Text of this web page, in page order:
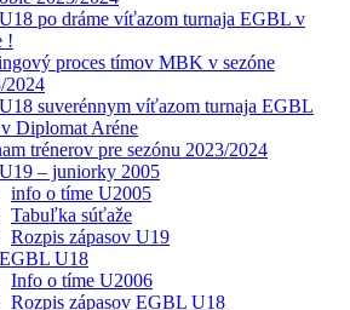
po dráme víťazom turnaja EGBL v
!
proces tímov MBK v sezóne
2024
suverénnym víťazom turnaja EGBL
Diplomat Aréne
trénerov pre sezónu 2023/2024
– juniorky 2005
info o tíme U2005
Tabuľka súťaže
Rozpis zápasov U19
U18
Info o tíme U2006
Rozpis zápasov EGBL U18